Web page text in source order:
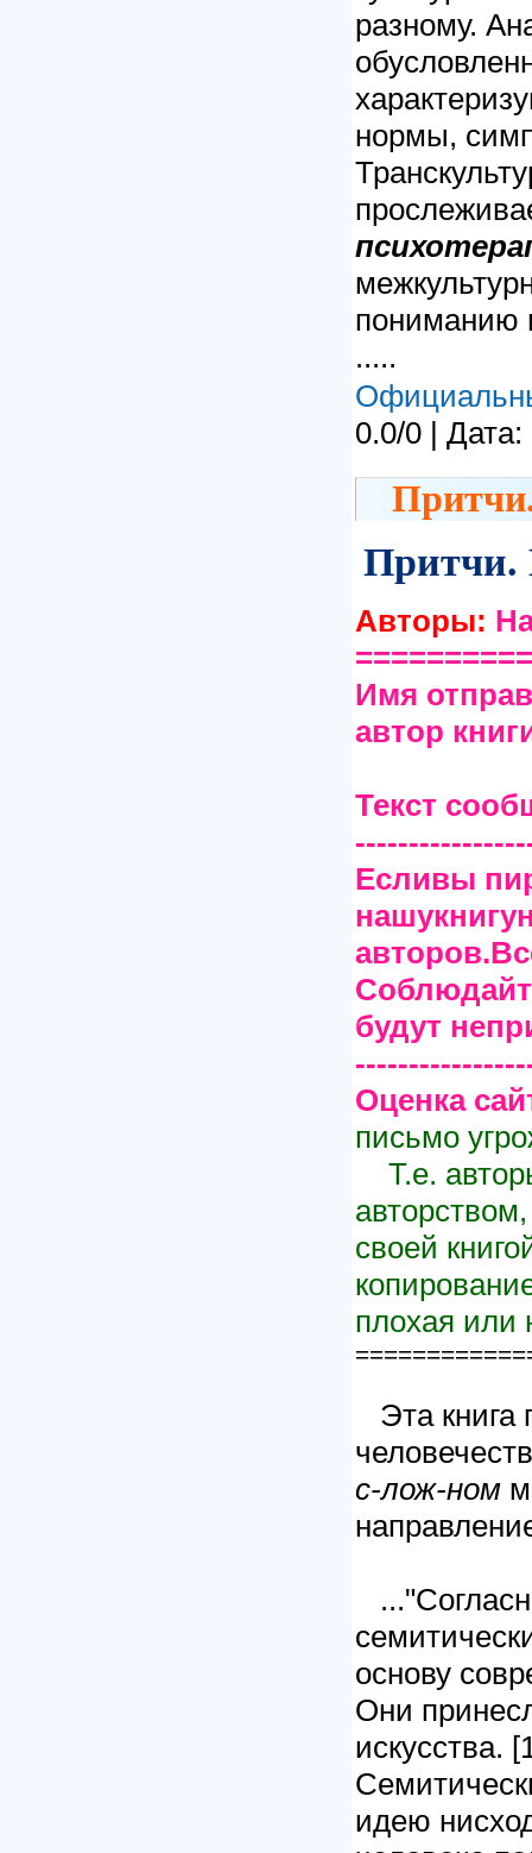
разному.
нормы,
пониманию
.....
0.0/0 | Дата:
Притчи.
Авторы:
Имя
автор
Текст
Есливы
будут
Оценка
письмо
Т.е.
своей
плохая или
Эта книга
с-лож-ном
основу
Они
искусства.
идею